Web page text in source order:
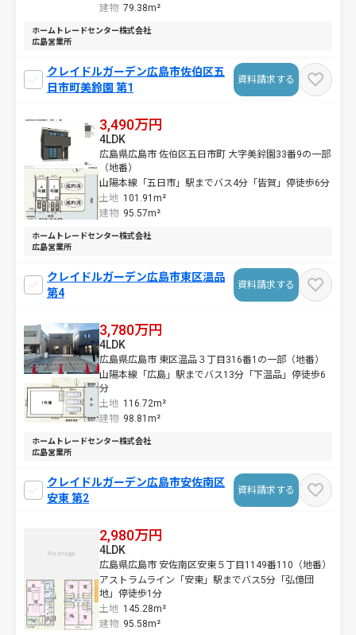
建物 79.38m²
ホームトレードセンター株式会社
広島営業所
クレイドルガーデン広島市佐伯区五
日市町美鈴園 第1
資料請求する
3,490万円
広島県広島市 佐伯区五日市町 大字美鈴園33番9の一部
（地番）
山陽本線「五日市」駅までバス4分「皆賀」停徒歩6分
土地 101.91m²
4LDK
建物 95.57m²
ホームトレードセンター株式会社
広島営業所
クレイドルガーデン広島市東区温品
第4
資料請求する
3,780万円
広島県広島市 東区温品３丁目316番1の一部（地番）
山陽本線「広島」駅までバス13分「下温品」停徒歩6
分
土地 116.72m²
4LDK
建物 98.81m²
ホームトレードセンター株式会社
広島営業所
クレイドルガーデン広島市安佐南区
安東 第2
資料請求する
2,980万円
広島県広島市 安佐南区安東５丁目1149番110（地番）
アストラムライン「安東」駅までバス5分「弘億団
地」停徒歩1分
土地 145.28m²
4LDK
建物 95.58m²